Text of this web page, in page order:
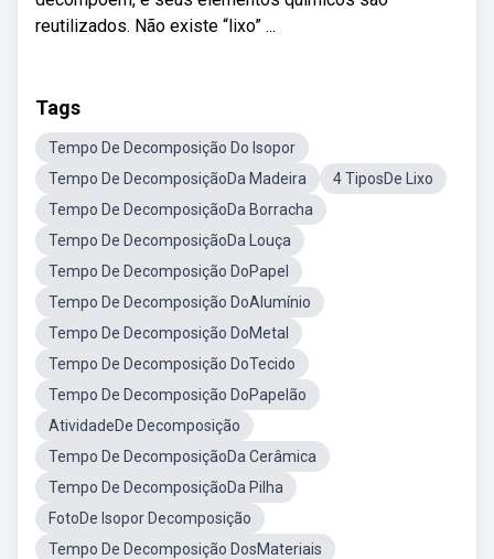
reutilizados. Não existe “lixo” ...
Tags
Tempo De Decomposição Do Isopor
Tempo De DecomposiçãoDa Madeira
4 TiposDe Lixo
Tempo De DecomposiçãoDa Borracha
Tempo De DecomposiçãoDa Louça
Tempo De Decomposição DoPapel
Tempo De Decomposição DoAlumínio
Tempo De Decomposição DoMetal
Tempo De Decomposição DoTecido
Tempo De Decomposição DoPapelão
AtividadeDe Decomposição
Tempo De DecomposiçãoDa Cerâmica
Tempo De DecomposiçãoDa Pilha
FotoDe Isopor Decomposição
Tempo De Decomposição DosMateriais